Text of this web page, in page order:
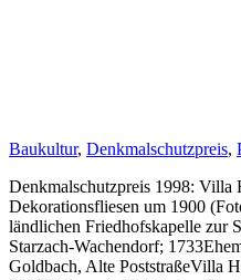
Baukultur, Denkmalschutzpreis,
Denkmalschutzpreis 1998: Villa
Dekorationsfliesen um 1900
ländlichen Friedhofskapelle zur
Starzach-Wachendorf;
Goldbach, Alte PoststraßeVilla